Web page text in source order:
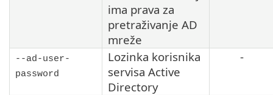
ima prava za
pretraživanje AD
mreže
--ad-user-
password
Lozinka korisnika
servisa Active
Directory
-